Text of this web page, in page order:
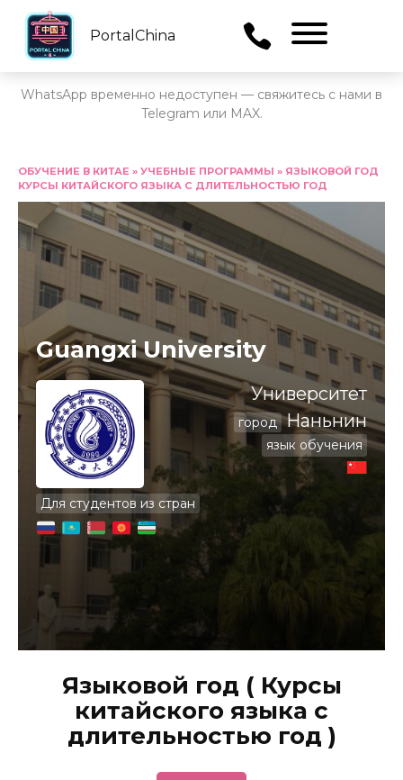
PortalChina
WhatsApp временно недоступен — свяжитесь с нами в
Telegram или MAX.
содержанию
ОБУЧЕНИЕ В КИТАЕ » УЧЕБНЫЕ ПРОГРАММЫ » ЯЗЫКОВОЙ ГОД
КУРСЫ КИТАЙСКОГО ЯЗЫКА С ДЛИТЕЛЬНОСТЬЮ ГОД
Guangxi University
Для студентов из стран
Университет
город Наньнин
язык обучения
Языковой год ( Курсы
китайского языка с
длительностью год )